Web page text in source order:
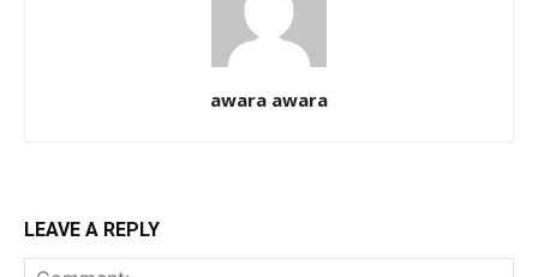
awara awara
LEAVE A REPLY